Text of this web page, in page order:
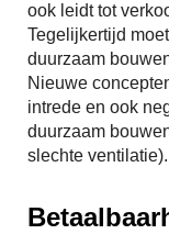
ook leidt tot
Tegelijkertijd
duurzaam
Nieuwe
intrede en ook
duurzaam
slechte ventilatie).